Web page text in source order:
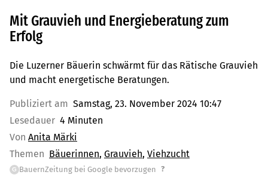
Mit Grauvieh und Energieberatung zum
Erfolg
Die Luzerner Bäuerin schwärmt für das Rätische Grauvieh
und macht energetische Beratungen.
Publiziert am Samstag, 23. November 2024 10:47
Lesedauer 4 Minuten
Von Anita Märki
Themen Bäuerinnen Grauvieh Viehzucht
G BauernZeitung bei Google bevorzugen ?